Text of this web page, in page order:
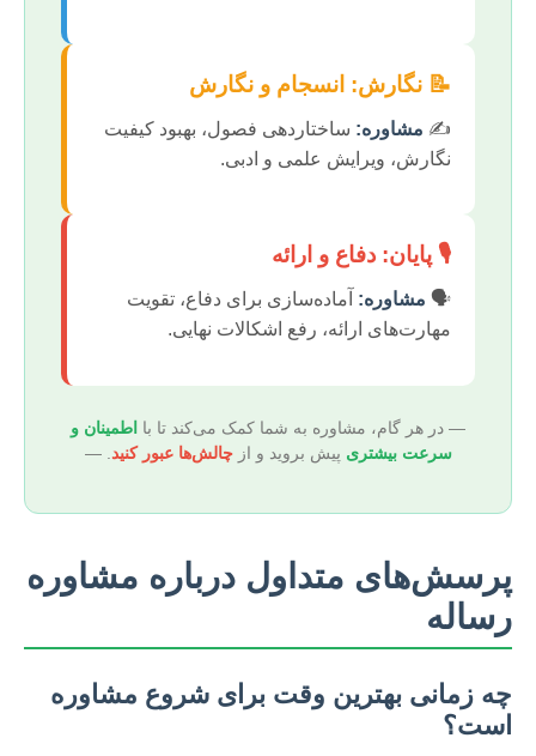
📝 نگارش: انسجام و نگارش
✍️ مشاوره: ساختاردهی فصول، بهبود کیفیت
نگارش، ویرایش علمی و ادبی.
🎙️ پایان: دفاع و ارائه
🗣️ مشاوره: آماده‌سازی برای دفاع، تقویت
مهارت‌های ارائه، رفع اشکالات نهایی.
— در هر گام، مشاوره به شما کمک می‌کند تا با اطمینان و
سرعت بیشتری پیش بروید و ازچالش‌ها عبور کنید . —
پرسش‌های متداول درباره مشاوره
رساله
چه زمانی بهترین وقت برای شروع مشاوره
است؟